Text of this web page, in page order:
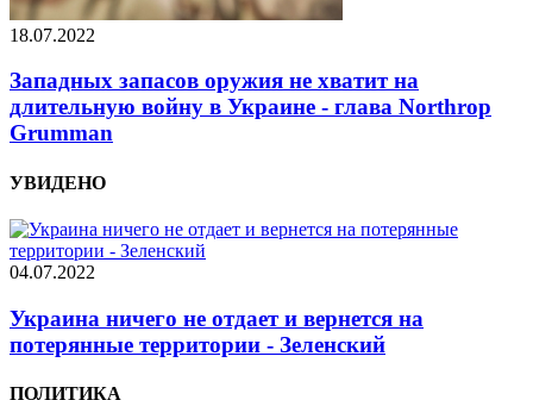
18.07.2022
Западных запасов оружия не хватит на
длительную войну в Украине - глава Northrop
Grumman
УВИДЕНО
04.07.2022
Украина ничего не отдает и вернется на
потерянные территории - Зеленский
ПОЛИТИКА